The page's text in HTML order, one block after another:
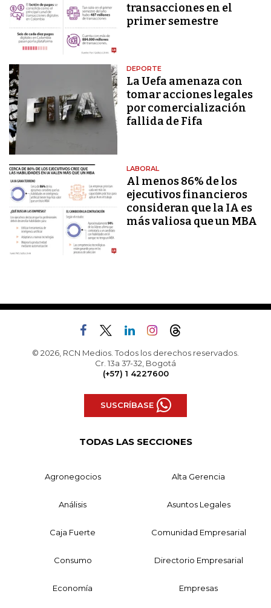
transacciones en el
primer semestre
DEPORTE
La Uefa amenaza con
tomar acciones legales
por comercialización
fallida de Fifa
LABORAL
Al menos 86% de los
ejecutivos financieros
consideran que la IA es
más valiosa que un MBA
© 2026, RCN Medios. Todos los derechos reservados.
Cr. 13a 37-32, Bogotá
(+57) 1 4227600
SUSCRÍBASE
TODAS LAS SECCIONES
Agronegocios Alta Gerencia
Análisis Asuntos Legales
Caja Fuerte Comunidad Empresarial
Consumo Directorio Empresarial
Economía Empresas